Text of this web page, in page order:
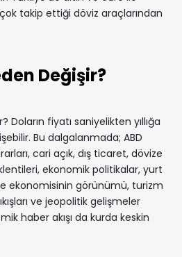
çok takip ettiği döviz araçlarından
Değişir?
Doların fiyatı saniyelikten yıllığa
Bu dalgalanmada; ABD
cari açık, dış ticaret, dövize
ekonomik politikalar, yurt
ekonomisinin görünümü, turizm
ve jeopolitik gelişmeler
haber akışı da kurda keskin